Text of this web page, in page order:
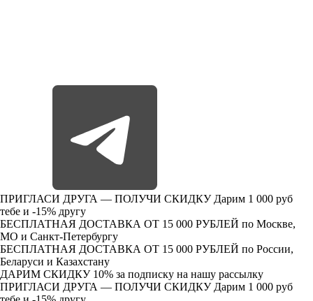
ПРИГЛАСИ ДРУГА — ПОЛУЧИ СКИДКУ Дарим 1 000 руб
тебе и -15% другу
БЕСПЛАТНАЯ ДОСТАВКА ОТ 15 000 РУБЛЕЙ по Москве,
МО и Санкт-Петербургу
БЕСПЛАТНАЯ ДОСТАВКА ОТ 15 000 РУБЛЕЙ по России,
Беларуси и Казахстану
ДАРИМ СКИДКУ 10% за подписку на нашу рассылку
ПРИГЛАСИ ДРУГА — ПОЛУЧИ СКИДКУ Дарим 1 000 руб